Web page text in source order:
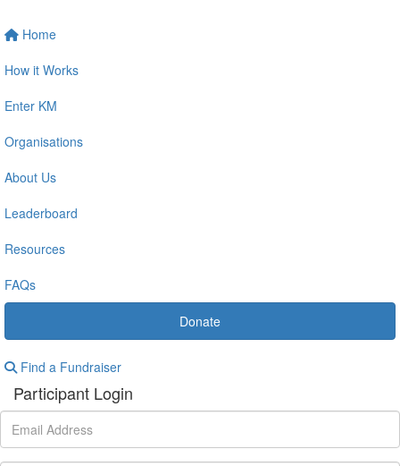
Home
How it Works
Enter KM
Organisations
About Us
Leaderboard
Resources
FAQs
Donate
Find a Fundraiser
Participant Login